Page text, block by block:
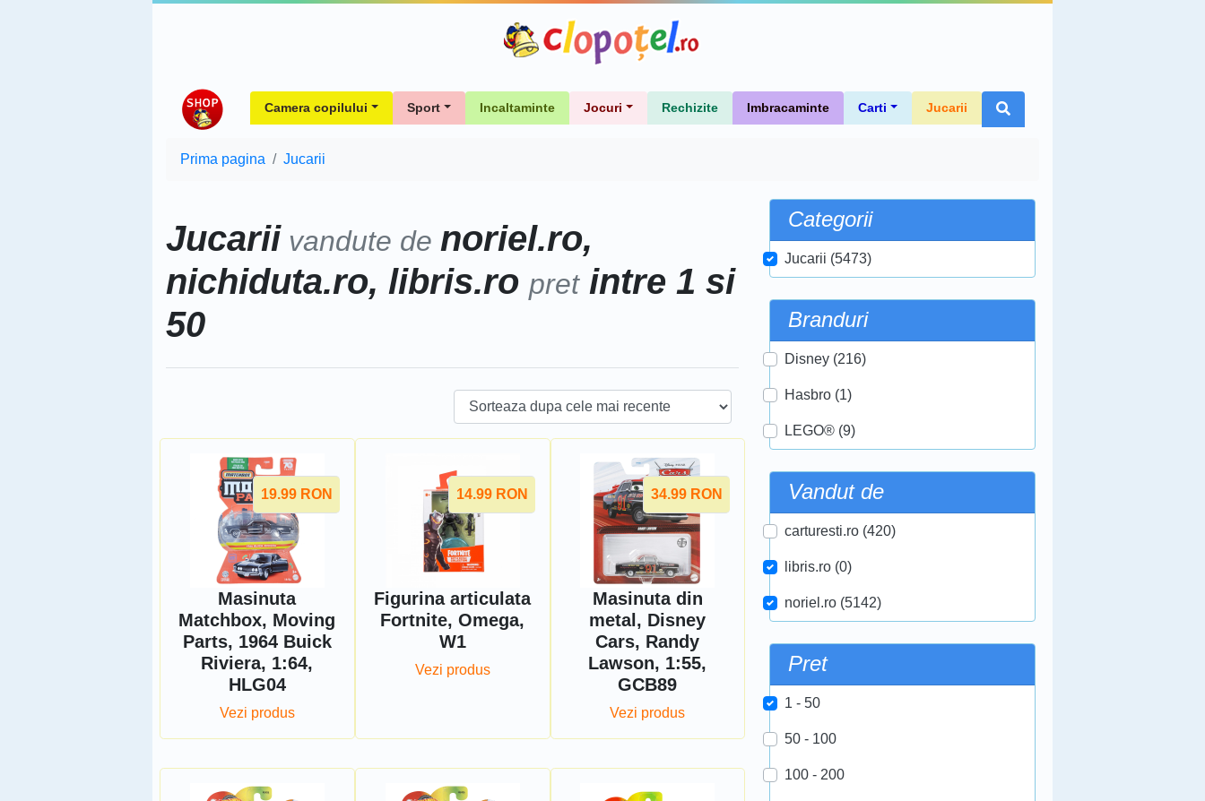
Camera copilului Sport Incaltaminte Jocuri Rechizite Imbracaminte Carti Jucarii
Prima pagina Jucarii
Jucarii vandute de noriel.ro,
nichiduta.ro, libris.ro pretintre 1 si
50
19.99 RON
Masinuta
Matchbox, Moving
Parts, 1964 Buick
Riviera, 1:64,
HLG04
Vezi produs
14.99 RON
Figurina articulata
Fortnite, Omega,
W1
Vezi produs
34.99 RON
Masinuta din
metal, Disney
Cars, Randy
Lawson, 1:55,
GCB89
Vezi produs
Categorii
Jucarii (5473)
Branduri
Disney (216)
Hasbro (1)
LEGO® (9)
Vandut de
carturesti.ro (420)
libris.ro (0)
noriel.ro (5142)
Pret
1 - 50
50 - 100
100 - 200